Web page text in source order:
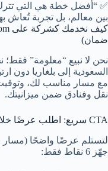
✅ “أفضل خطة هي التي
بين معالم، بل تجربة تُعاش
ضمان)
نحن لا نبيع “معلومة” فقط؛
السعودية إلى بلغاريا دون
مع مسار مناسب لك،
نقل وفنادق ضمن ميزانيتك.
CTA سريع: اطلب عرضًا خلال دقائق ✅
لتستلم عرضًا واضحًا (مسار
جهّز 6 نقاط فقط: